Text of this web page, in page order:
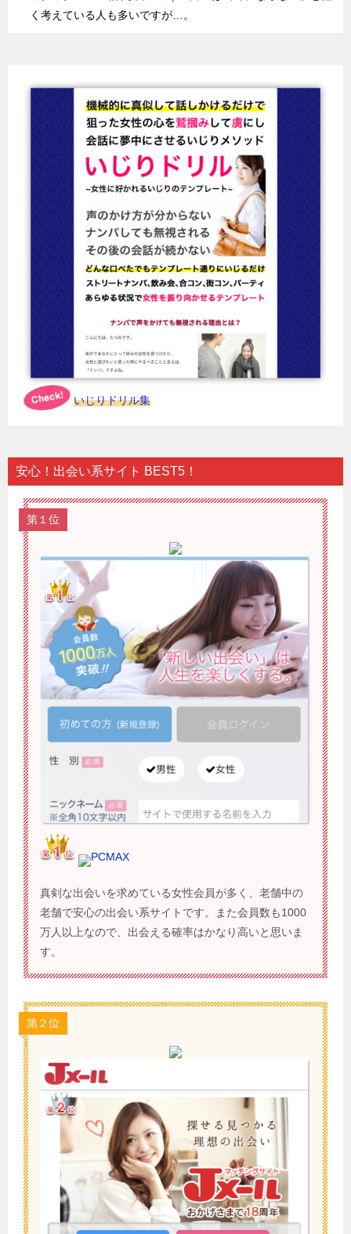
く考えている人も多いですが…。
いじりドリル集
安心！出会い系サイト BEST5！
第１位
PCMAX
真剣な出会いを求めている女性会員が多く、老舗中の
老舗で安心の出会い系サイトです。また会員数も1000
万人以上なので、出会える確率はかなり高いと思いま
す。
第２位